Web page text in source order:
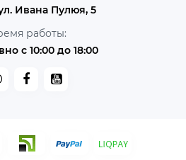
Ивана Пулюя, 5
работы:
с 10:00 до 18:00